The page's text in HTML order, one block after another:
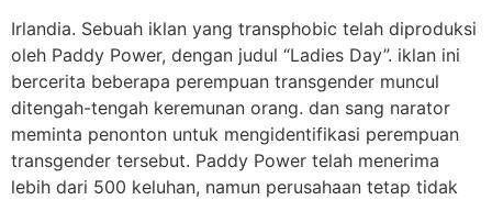
Irlandia. Sebuah iklan yang transphobic telah diproduksi
oleh Paddy Power, dengan judul “Ladies Day”. iklan ini
bercerita beberapa perempuan transgender muncul
ditengah-tengah keremunan orang. dan sang narator
meminta penonton untuk mengidentifikasi perempuan
transgender tersebut. Paddy Power telah menerima
lebih dari 500 keluhan, namun perusahaan tetap tidak